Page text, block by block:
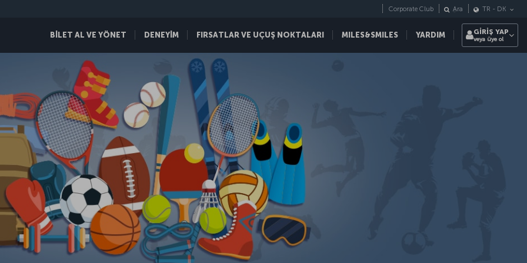
BİLET AL VE YÖNET DENEYİM FIRSATLAR VE UÇUŞ NOKTALARI MILES&SMILES YARDIM
Corporate Club Ara TR - DK
GİRİŞ YAP
veya üye ol